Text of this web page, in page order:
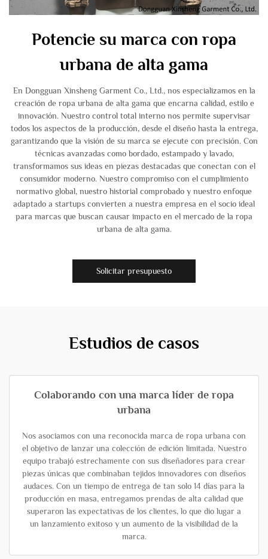
Potencie su marca con ropa
urbana de alta gama
En Dongguan Xinsheng Garment Co., Ltd., nos especializamos en la
creación de ropa urbana de alta gama que encarna calidad, estilo e
innovación. Nuestro control total interno nos permite supervisar
todos los aspectos de la producción, desde el diseño hasta la entrega,
garantizando que la visión de su marca se ejecute con precisión. Con
técnicas avanzadas como bordado, estampado y lavado,
transformamos sus ideas en piezas destacadas que conectan con el
consumidor moderno. Nuestro compromiso con el cumplimiento
normativo global, nuestro historial comprobado y nuestro enfoque
adaptado a startups convierten a nuestra empresa en el socio ideal
para marcas que buscan causar impacto en el mercado de la ropa
urbana de alta gama.
Solicitar presupuesto
Estudios de casos
Colaborando con una marca líder de ropa
urbana
Nos asociamos con una reconocida marca de ropa urbana con
el objetivo de lanzar una colección de edición limitada. Nuestro
equipo trabajó estrechamente con sus diseñadores para crear
piezas únicas que combinaban tejidos innovadores con diseños
audaces. Con un tiempo de entrega de tan solo 14 días para la
producción en masa, entregamos prendas de alta calidad que
superaron las expectativas de los clientes, lo que dio lugar a
un lanzamiento exitoso y un aumento de la visibilidad de la
marca.